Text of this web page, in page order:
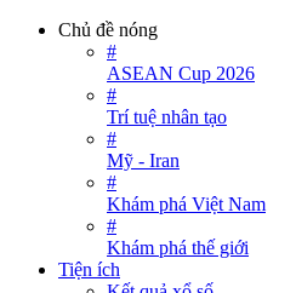
Chủ đề nóng
#
ASEAN Cup 2026
#
Trí tuệ nhân tạo
#
Mỹ - Iran
#
Khám phá Việt Nam
#
Khám phá thế giới
Tiện ích